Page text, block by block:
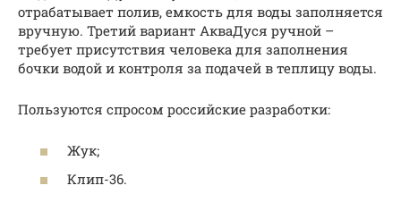
отрабатывает полив, емкость для воды заполняется
вручную. Третий вариант АкваДуся ручной –
требует присутствия человека для заполнения
бочки водой и контроля за подачей в теплицу воды.
Пользуются спросом российские разработки:
Жук;
Клип-36.